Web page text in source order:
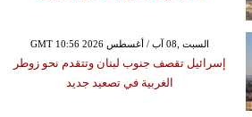
GMT 10:56 2026 السبت ,08 آب / أغسطس
إسرائيل تقصف جنوب لبنان وتتقدم نحو زوطر
الغربية في تصعيد جديد